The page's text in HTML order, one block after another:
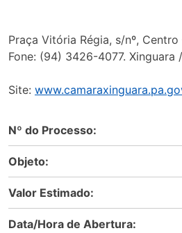
Praça Vitória Régia, s/nº,
Fone: (94) 3426-4077.
Site:
Nº do Processo:
Objeto:
Valor Estimado:
Data/Hora de Abertura: